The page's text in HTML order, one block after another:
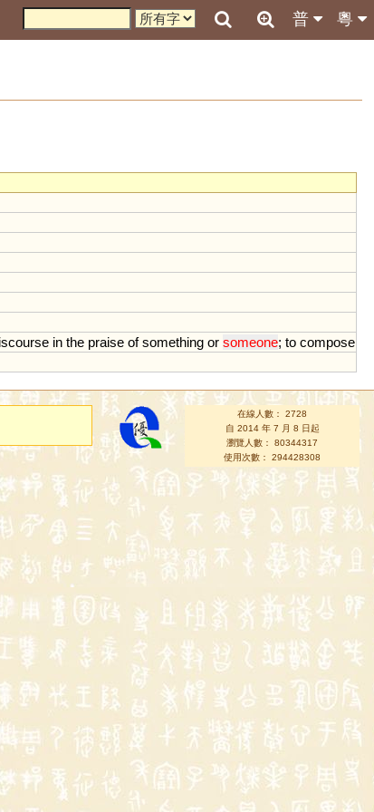
粵
普
in the praise of something or someone; to compose
在線人數： 2728
自 2014 年 7 月 8 日起
瀏覽人數： 80344317
使用次數： 294428308